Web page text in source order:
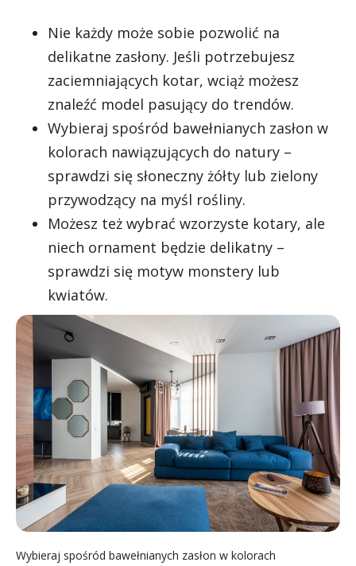
Nie każdy może sobie pozwolić na
delikatne zasłony. Jeśli potrzebujesz
zaciemniających kotar, wciąż możesz
znaleźć model pasujący do trendów.
Wybieraj spośród bawełnianych zasłon w
kolorach nawiązujących do natury –
sprawdzi się słoneczny żółty lub zielony
przywodzący na myśl rośliny.
Możesz też wybrać wzorzyste kotary, ale
niech ornament będzie delikatny –
sprawdzi się motyw monstery lub
kwiatów.
Wybieraj spośród bawełnianych zasłon w kolorach